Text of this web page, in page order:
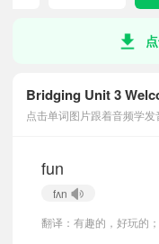
Bridging Unit 3
点击单词图片跟着音频学发
fun
fʌn
翻译：有趣的，好玩的